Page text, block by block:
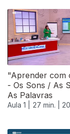
"Aprender com
- Os Sons / As
As Palavras
Aula 1 | 27 min. |